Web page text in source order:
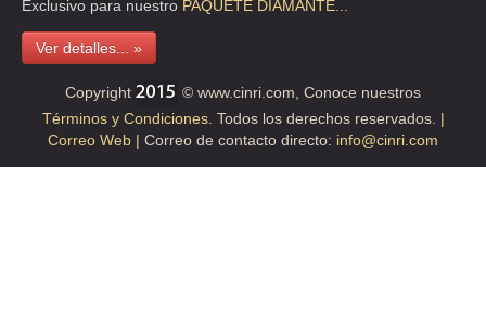
Exclusivo para nuestro PAQUETE DIAMANTE...
Ver detalles... »
Copyright
© www.cinri.com, Conoce nuestros
Términos y Condiciones. Todos los derechos reservados. |
Correo Web | Correo de contacto directo: info@cinri.com